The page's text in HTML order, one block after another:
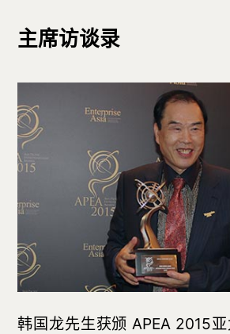
主席访谈录
韩国龙先生获颁 APEA 2015